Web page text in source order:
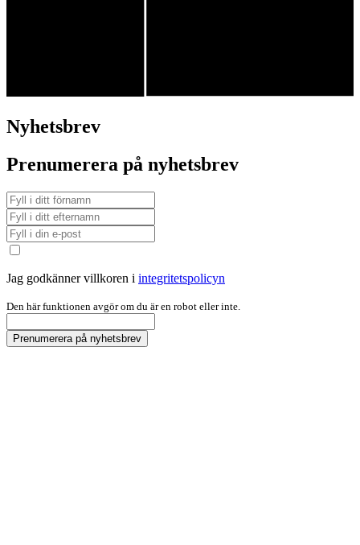
Nyhetsbrev
Prenumerera på nyhetsbrev
Jag godkänner villkoren i integritetspolicyn
Den här funktionen avgör om du är en robot eller inte.